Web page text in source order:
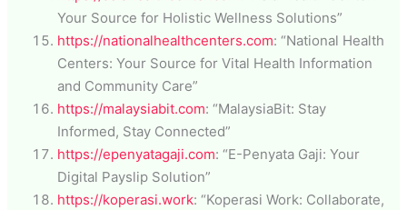
Your Source for Holistic Wellness Solutions”
https://nationalhealthcenters.com: “National Health
Centers: Your Source for Vital Health Information
and Community Care”
https://malaysiabit.com: “MalaysiaBit: Stay
Informed, Stay Connected”
https://epenyatagaji.com: “E-Penyata Gaji: Your
Digital Payslip Solution”
https://koperasi.work: “Koperasi Work: Collaborate,